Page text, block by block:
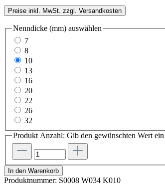
Preise inkl. MwSt. zzgl. Versandkosten
Nenndicke (mm) auswählen
7
8
10
13
16
20
22
26
32
Produkt Anzahl: Gib den gewünschten Wert
In den Warenkorb
Produktnummer: S0008 W034 K010